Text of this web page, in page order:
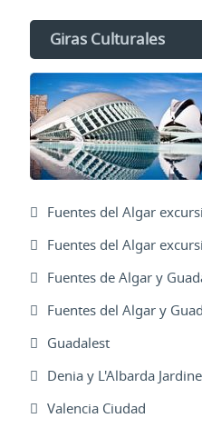
Giras Culturales
Fuentes del Algar
Fuentes del Algar
Fuentes de Algar y
Fuentes del Algar y
Guadalest
Denia y L'Albarda
Valencia Ciudad